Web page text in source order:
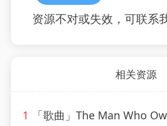
资源不对或失效，可联系
相关资源
1 「歌曲」The Man Who Owes